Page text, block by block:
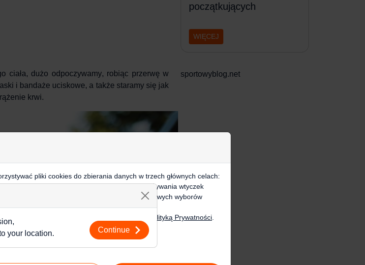
ciała, dużo odpoczywamy, robiąc przerwę w
i bandaże uciskowe, a także staramy się jak
krwi.
początkujących
WIĘCEJ
sportowyblog.net
pliki cookies do zbierania danych w trzech głównych celach:
reklam w innych miejscach w internecie, używania wtyczek
lub przejdź do ustawień, by dokonać szczegółowych wyborów
wykorzystujemy Twoje dane, odwiedź naszą
Polityką Prywatności
your location.
Continue